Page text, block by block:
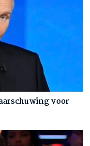
voor